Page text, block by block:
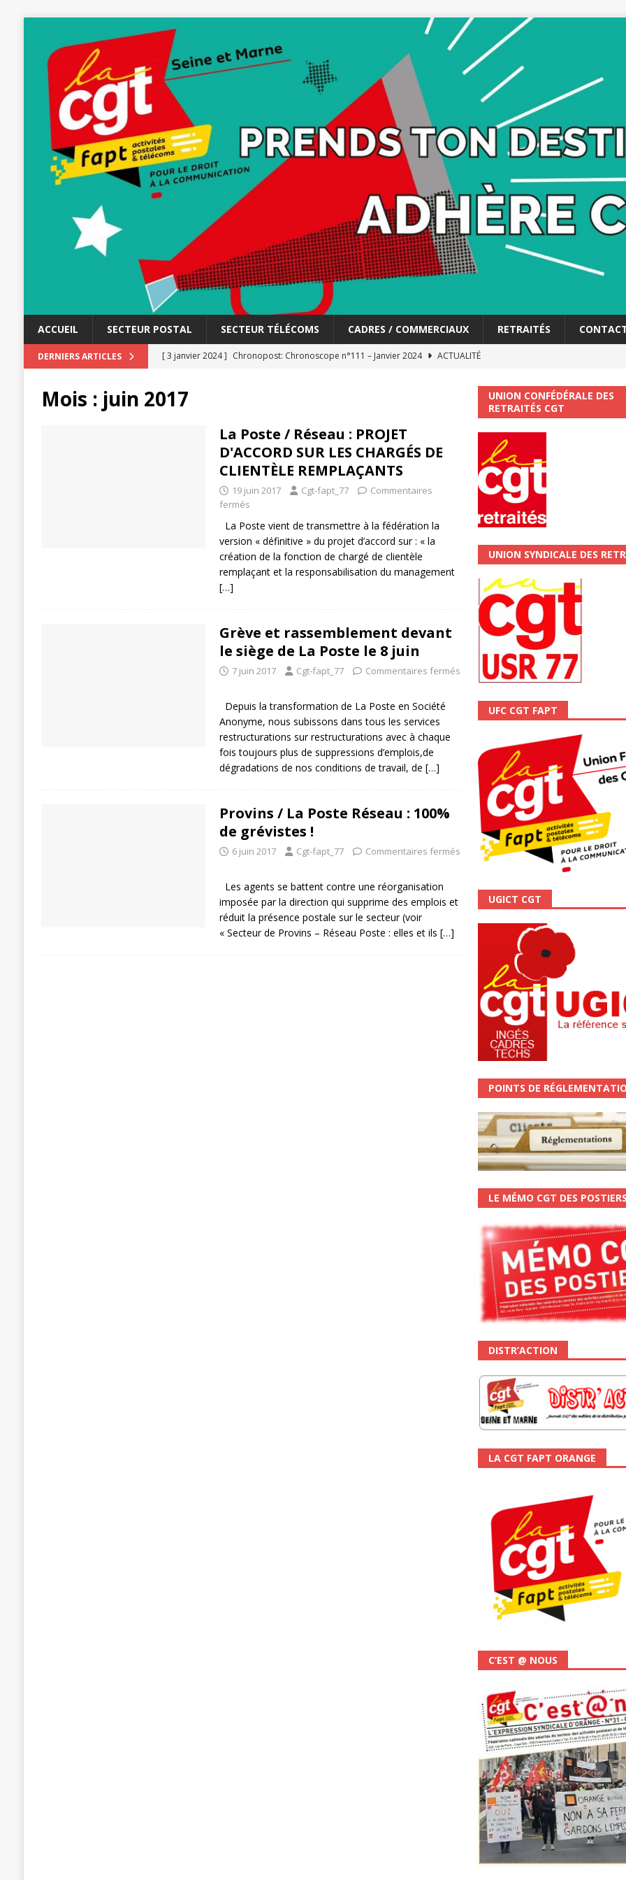
ACCUEIL SECTEUR POSTAL SECTEUR TÉLÉCOMS CADRES / COMMERCIAUX RETRAITÉS
DERNIERS ARTICLES [ 3 janvier 2024 ] Chronopost: Chronoscope n°111 – Janvier 2024
ACTUALITÉ
[ 20 novembre 2023 ]
[ 15 novembre 2023 ]
Postières – Postiers Gardons la main sur nos congés !
la mutuelle à la poste La CGT vous informe
SECTEUR POSTAL
Mutuelle : encore des changements et…. des augmentations pour les salariéS !!!
[ 19 septembre 2025 ] La Poste -Projet de développement de la Direction Commerciale DDCE/Télévente :
SECTEUR POSTAL
[ 16 septembre 2025 ] La Poste – Activités Sociales et Culturelles : Un droit, pas un cadeau !
[ 27 avril 2024 ] 1er MAI 2024 ACTUALITÉ
Mois : juin 2017
La Poste / Réseau : PROJET
D'ACCORD SUR LES CHARGÉS DE
CLIENTÈLE REMPLAÇANTS
19 juin 2017 Cgt-fapt_77
Commentaires
fermés
La Poste vient de transmettre à la fédération la
version « définitive » du projet d’accord sur : « la
création de la fonction de chargé de clientèle
remplaçant et la responsabilisation du management
[…]
Grève et rassemblement devant
le siège de La Poste le 8 juin
7 juin 2017 Cgt-fapt_77 Commentaires fermés
Depuis la transformation de La Poste en Société
Anonyme, nous subissons dans tous les services
restructurations sur restructurations avec à chaque
fois toujours plus de suppressions d’emplois,de
dégradations de nos conditions de travail, de […]
Provins / La Poste Réseau : 100%
de grévistes !
6 juin 2017 Cgt-fapt_77 Commentaires fermés
Les agents se battent contre une réorganisation
imposée par la direction qui supprime des emplois et
réduit la présence postale sur le secteur (voir
« Secteur de Provins – Réseau Poste : elles et ils […]
UNION CONFÉDÉRALE DES
RETRAITÉS CGT
UNION SYNDICALE DES
UFC CGT FAPT
UGICT CGT
POINTS DE
LE MÉMO CGT DES
DISTR’ACTION
LA CGT FAPT ORANGE
C’EST @ NOUS